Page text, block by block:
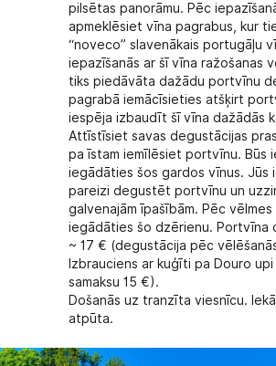
pilsētas panorāmu. Pēc
apmeklēsiet vīna pagrabus, kur
“noveco” slavenākais portugāļu
iepazīšanās ar šī vīna ražošanas
tiks piedāvāta dažādu portvīnu
pagrabā iemācīsieties atšķirt
iespēja izbaudīt šī vīna dažādās
Attīstīsiet savas degustācijas
pa īstam iemīlēsiet portvīnu. Būs
iegādāties šos gardos vīnus. Jūs
pareizi degustēt portvīnu un
galvenajām īpašībām. Pēc
iegādāties šo dzērienu. Portvīna
~ 17 € (degustācija pēc
Izbrauciens ar kuģīti pa Douro
samaksu 15 €).
Došanās uz tranzīta viesnīcu.
atpūta.